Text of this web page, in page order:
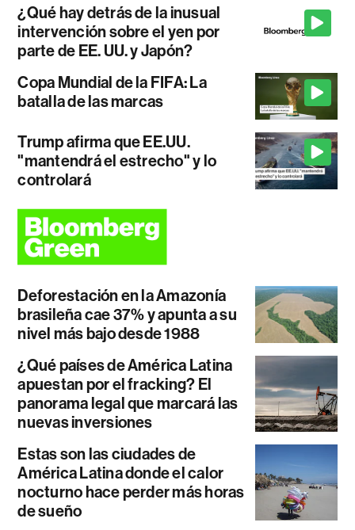
¿Qué hay detrás de la inusual
intervención sobre el yen por
parte de EE. UU. y Japón?
Copa Mundial de la FIFA: La
batalla de las marcas
Trump afirma que EE.UU.
"mantendrá el estrecho" y lo
controlará
Deforestación en la Amazonía
brasileña cae 37% y apunta a su
nivel más bajo desde 1988
¿Qué países de América Latina
apuestan por el fracking? El
panorama legal que marcará las
nuevas inversiones
Estas son las ciudades de
América Latina donde el calor
nocturno hace perder más horas
de sueño